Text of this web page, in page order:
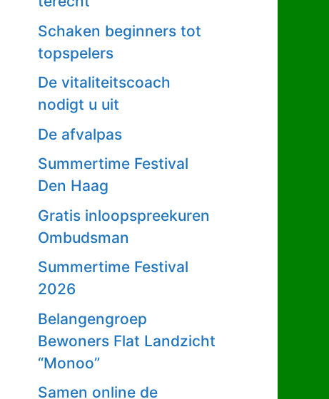
Schaken beginners tot
topspelers
De vitaliteitscoach
nodigt u uit
De afvalpas
Summertime Festival
Den Haag
Gratis inloopspreekuren
Ombudsman
Summertime Festival
2026
Belangengroep
Bewoners Flat Landzicht
“Monoo”
Samen online de